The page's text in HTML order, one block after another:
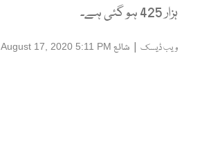
ہزار 425 ہو گئی ہے۔
ویب ڈیسک | شائع August 17, 2020 5:11 PM